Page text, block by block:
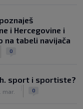
i Hercegovine i
na tabeli navijača
0
sport i sportiste?
mar. 0